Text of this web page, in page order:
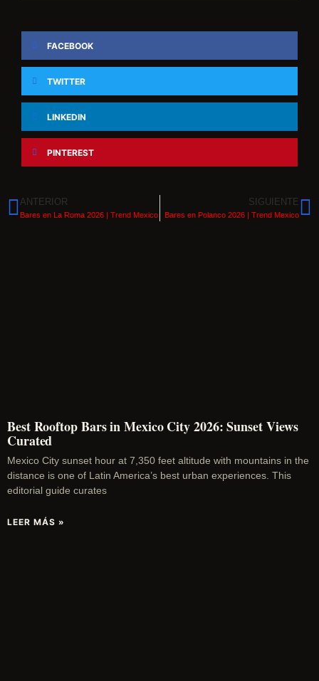
FACEBOOK
TWITTER
LINKEDIN
PINTEREST
ANTERIOR
Bares en La Roma 2026 | Trend Mexico
SIGUIENTE
Bares en Polanco 2026 | Trend Mexico
Best Rooftop Bars in Mexico City 2026: Sunset Views
Curated
Mexico City sunset hour at 7,350 feet altitude with mountains in the
distance is one of Latin America’s best urban experiences. This
editorial guide curates
LEER MÁS »